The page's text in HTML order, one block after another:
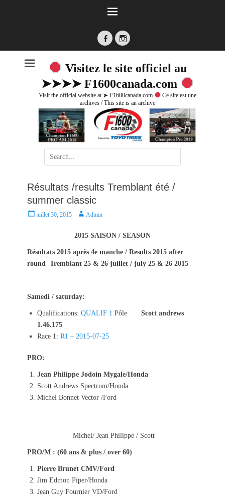
FacebookInstagram
Visitez le site officiel au
➤➤➤➤ F1600canada.com
Visit the official website at ➤ F1600canada.com
Ce site est une
archives / This site is an archive
Search
for:
Résultats /results Tremblant été /
summer classic
P
e
d
juillet 30, 2015
A
t
o
r
Admin
2015 SAISON / SEASON
Résultats 2015 après 4e manche / Results 2015 after
round Tremblant 25 & 26 juillet / july 25 & 26 2015
Samedi / saturday:
Qualifications: QUALIF 1 Pôle
Scott andrews
1.46.175
Race 1: R1 – 2015-07-25
PRO:
Jean Philippe Jodoin Mygale/Honda
Scott Andrews Spectrum/Honda
Michel Bonnet Vector /Ford
Michel/ Jean Philippe / Scott
PRO/M : (60 ans & plus / over 60)
Pierre Brunet CMV/Ford
Jim Edmon Piper/Honda
Jean Guy Fournier VD/Ford